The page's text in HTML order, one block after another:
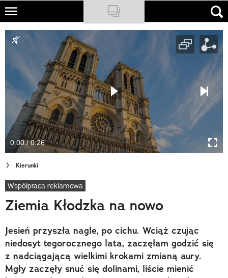
Skip
main
NATIONAL GEOGRAPHIC
PODCASTY
Sklep
Newsletter
Cuda Polski
Wielki Konkurs Fotograficzny
Trendbook Podróżniczy
Polecane
0:00 / 0:26
Kierunki
Współpraca reklamowa
Ziemia Kłodzka na nowo
Jesień przyszła nagle, po cichu. Wciąż czując
niedosyt tegorocznego lata, zaczęłam godzić się
z nadciągającą wielkimi krokami zmianą aury.
Mgły zaczęły snuć się dolinami, liście mienić